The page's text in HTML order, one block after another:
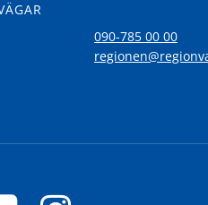
090-785 00 00